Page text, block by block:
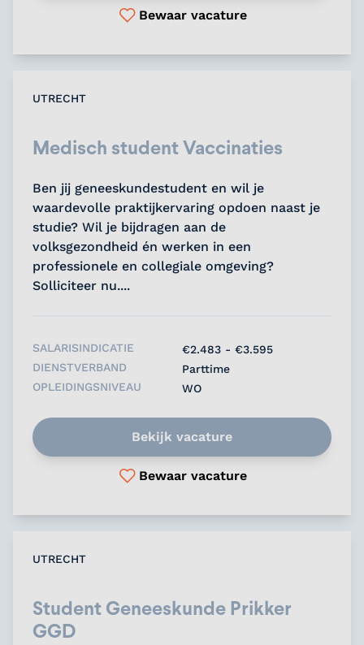
Bewaar vacature
UTRECHT
Medisch student Vaccinaties
Ben jij geneeskundestudent en wil je
waardevolle praktijkervaring opdoen naast je
studie? Wil je bijdragen aan de
volksgezondheid én werken in een
professionele en collegiale omgeving?
Solliciteer nu....
SALARISINDICATIE
€2.483 - €3.595
DIENSTVERBAND
Parttime
OPLEIDINGSNIVEAU
WO
Bekijk vacature
Bewaar vacature
UTRECHT
Student Geneeskunde Prikker
GGD